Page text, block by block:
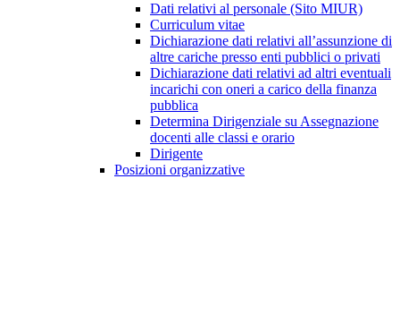
Dati relativi al personale (Sito MIUR)
Curriculum vitae
Dichiarazione dati relativi all’assunzione di
altre cariche presso enti pubblici o privati
Dichiarazione dati relativi ad altri eventuali
incarichi con oneri a carico della finanza
pubblica
Determina Dirigenziale su Assegnazione
docenti alle classi e orario
Dirigente
Posizioni organizzative